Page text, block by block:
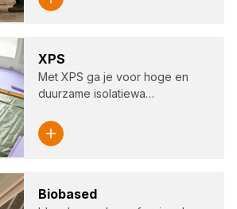
XPS
Met XPS ga je voor hoge en
duurzame isolatiewa…
Bio­ba­sed